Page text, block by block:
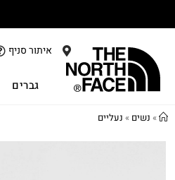
איתור סניף
גברים
» נשים » נעליים